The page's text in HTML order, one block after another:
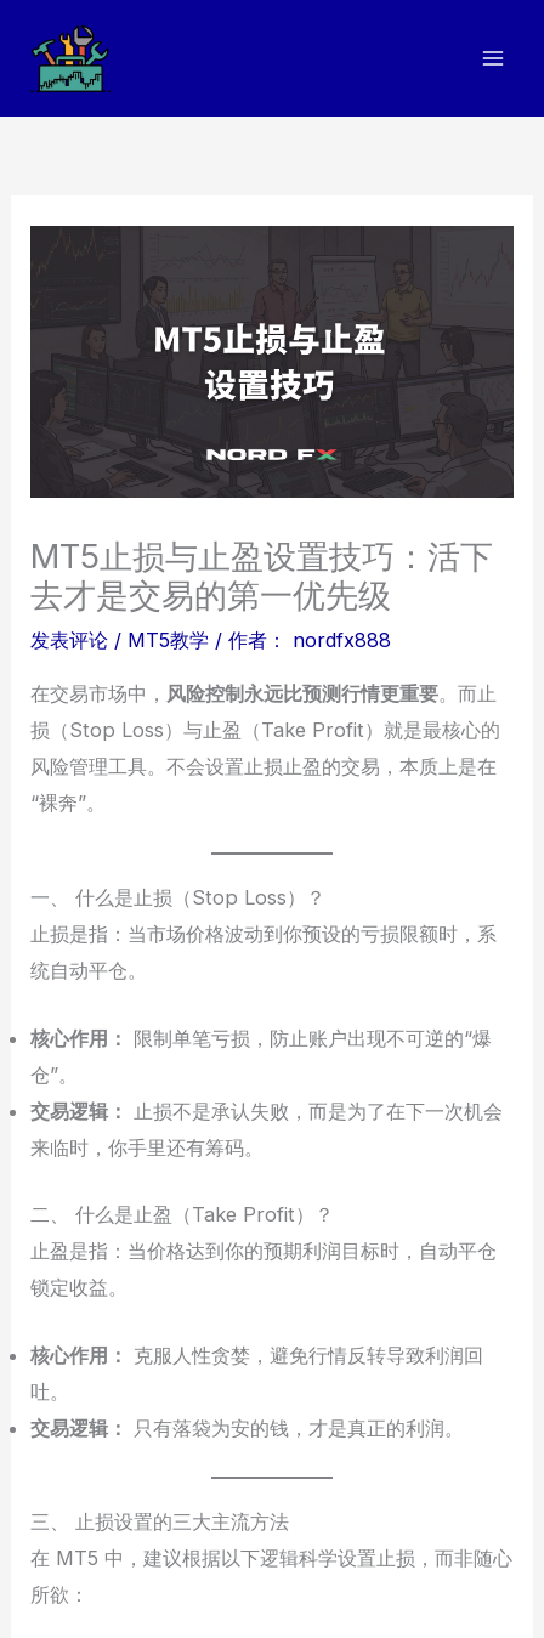
MT5止损与止盈设置技巧：活下
去才是交易的第一优先级
发表评论 / MT5教学 / 作者： nordfx888
在交易市场中， 风险控制永远比预测行情更重要。而止
损（Stop Loss）与止盈（Take Profit）就是最核心的
风险管理工具。不会设置止损止盈的交易，本质上是在
“裸奔”。
一、 什么是止损（Stop Loss）？
止损是指：当市场价格波动到你预设的亏损限额时，系
统自动平仓。
核心作用： 限制单笔亏损，防止账户出现不可逆的“爆
仓”。
交易逻辑：
止损不是承认失败，而是为了在下一次机会
来临时，你手里还有筹码。
二、 什么是止盈（Take Profit）？
止盈是指：当价格达到你的预期利润目标时，自动平仓
锁定收益。
核心作用： 克服人性贪婪，避免行情反转导致利润回
吐。
交易逻辑：
只有落袋为安的钱，才是真正的利润。
三、 止损设置的三大主流方法
在 MT5 中，建议根据以下逻辑科学设置止损，而非随心
所欲：